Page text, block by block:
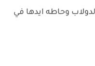
وحاطه ايدها في